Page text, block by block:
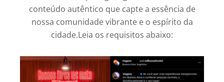
conteúdo autêntico que capte a essência de
nossa comunidade vibrante e o espírito da
cidade.Leia os requisitos abaixo: